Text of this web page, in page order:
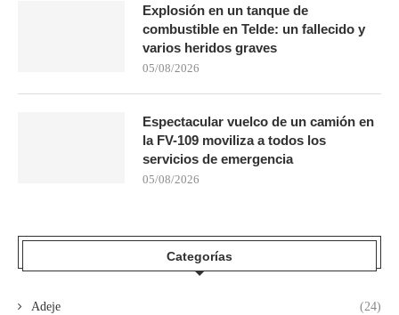
Explosión en un tanque de
combustible en Telde: un fallecido y
varios heridos graves
05/08/2026
Espectacular vuelco de un camión en
la FV-109 moviliza a todos los
servicios de emergencia
05/08/2026
Categorías
Adeje (24)